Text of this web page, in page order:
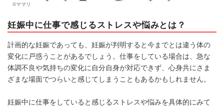
©ママリ
妊娠中に仕事で感じるストレスや悩みとは？
計画的な妊娠であっても、妊娠が判明すると今までとは違う体の
変化に戸惑うことがあるでしょう。仕事をしている場合は、急な
体調不良や気持ちの変化に自分自身が対応できず、心身共にさま
ざまな場面でつらいと感じてしまうこともあるかもしれません。
妊娠中に仕事をしていると感じるストレスや悩みを具体的にみて